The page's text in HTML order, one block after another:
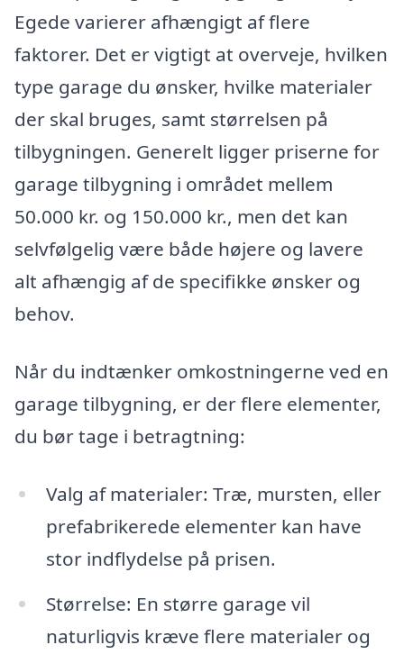
Egede varierer afhængigt af flere
faktorer. Det er vigtigt at overveje, hvilken
type garage du ønsker, hvilke materialer
der skal bruges, samt størrelsen på
tilbygningen. Generelt ligger priserne for
garage tilbygning i området mellem
50.000 kr. og 150.000 kr., men det kan
selvfølgelig være både højere og lavere
alt afhængig af de specifikke ønsker og
behov.
Når du indtænker omkostningerne ved en
garage tilbygning, er der flere elementer,
du bør tage i betragtning:
Valg af materialer: Træ, mursten, eller
prefabrikerede elementer kan have
stor indflydelse på prisen.
Størrelse: En større garage vil
naturligvis kræve flere materialer og